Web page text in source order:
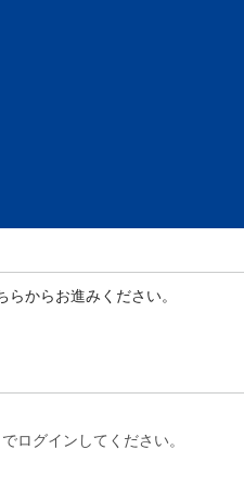
からお進みください。
ログインしてください。